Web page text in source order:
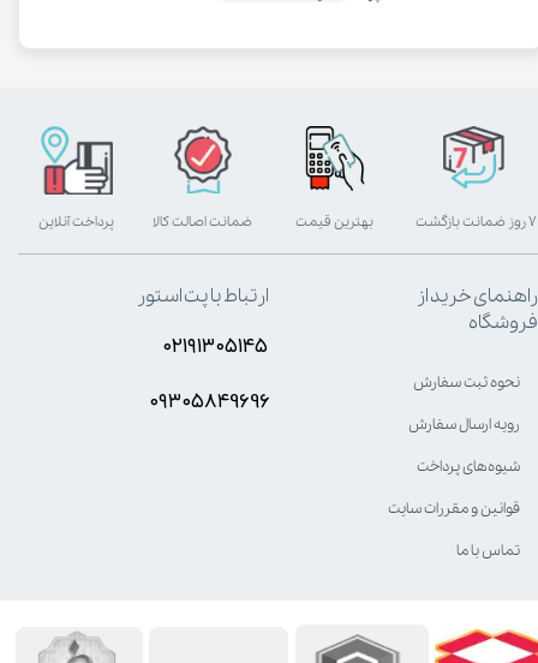
بهترین قیمت پرداخت آنلاین ۷ روز ضمانت بازگشت ضمانت اصالت کالا
راهنمای خرید از
فروشگاه
نحوه ثبت سفارش
رویه ارسال سفارش
شیوه‌های پرداخت
قوانین و مقررات سایت
تماس با ما
ارتباط با پت استور
۰۲۱۹۱۳۰۵۱۴۵
۰۹۳۰۵8۴9696